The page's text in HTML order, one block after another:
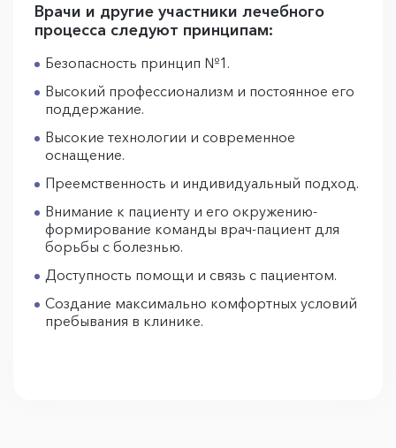
Врачи и другие участники лечебного
процесса следуют принципам:
Безопасность принцип №1.
Высокий профессионализм и постоянное его
поддержание.
Высокие технологии и современное
оснащение.
Преемственность и индивидуальный подход.
Внимание к пациенту и его окружению-
формирование команды врач-пациент для
борьбы с болезнью.
Доступность помощи и связь с пациентом.
Создание максимально комфортных условий
пребывания в клинике.